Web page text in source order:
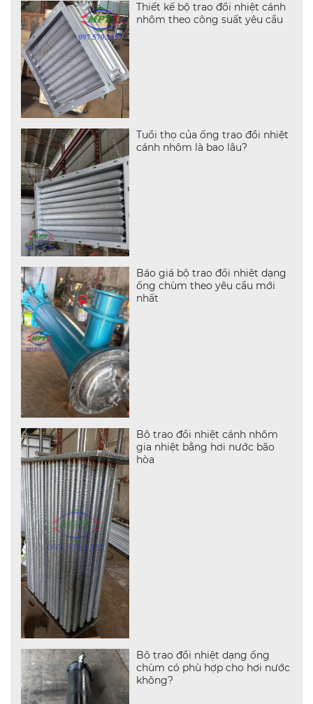
Thiết kế bộ trao đổi nhiệt cánh
nhôm theo công suất yêu cầu
Tuổi thọ của ống trao đổi nhiệt
cánh nhôm là bao lâu?
Báo giá bộ trao đổi nhiệt dạng
ống chùm theo yêu cầu mới
nhất
Bộ trao đổi nhiệt cánh nhôm
gia nhiệt bằng hơi nước bão
hòa
Bộ trao đổi nhiệt dạng ống
chùm có phù hợp cho hơi nước
không?